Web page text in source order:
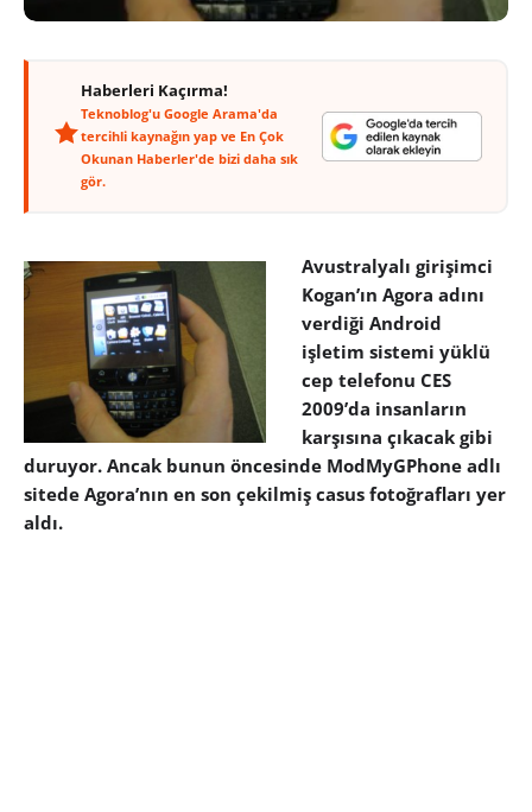
Haberleri Kaçırma!
Teknoblog'u Google Arama'da
tercihli kaynağın yap ve En Çok
Okunan Haberler'de bizi daha sık
gör.
Avustralyalı girişimci
Kogan’ın Agora adını
verdiği Android
işletim sistemi yüklü
cep telefonu CES
2009’da insanların
karşısına çıkacak gibi
duruyor. Ancak bunun öncesinde ModMyGPhone adlı
sitede Agora’nın en son çekilmiş casus fotoğrafları yer
aldı.